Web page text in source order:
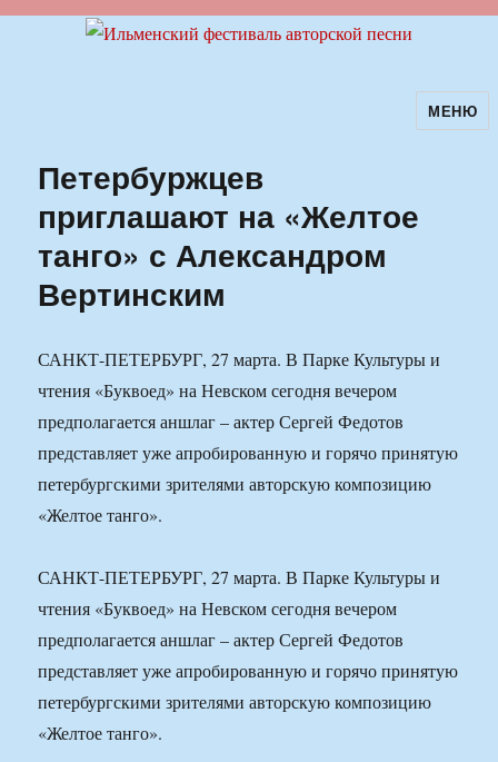
Ильменский фестиваль авторскойМЕНЮ
Петербуржцев
приглашают на «Желтое
танго» с Александром
Вертинским
САНКТ-ПЕТЕРБУРГ, 27 марта. В Парке Культуры и
чтения «Буквоед» на Невском сегодня вечером
предполагается аншлаг – актер Сергей Федотов
представляет уже апробированную и горячо принятую
петербургскими зрителями авторскую композицию
«Желтое танго».
САНКТ-ПЕТЕРБУРГ, 27 марта. В Парке Культуры и
чтения «Буквоед» на Невском сегодня вечером
предполагается аншлаг – актер Сергей Федотов
представляет уже апробированную и горячо принятую
петербургскими зрителями авторскую композицию
«Желтое танго».